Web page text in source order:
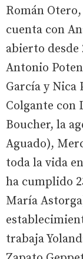
Román Otero,
cuenta con
abierto desde
Antonio
García y Nica
Colgante con
Boucher, la
Aguado),
toda la vida
ha cumplido
María
trabaja